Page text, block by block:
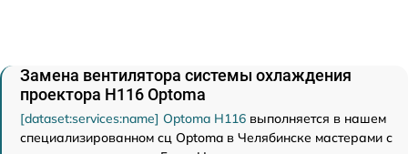
Замена вентилятора системы охлаждения
проектора H116 Optoma
[dataset:services:name] Optoma H116 выполняется в нашем
специализированном сц Optoma в Челябинске мастерами с